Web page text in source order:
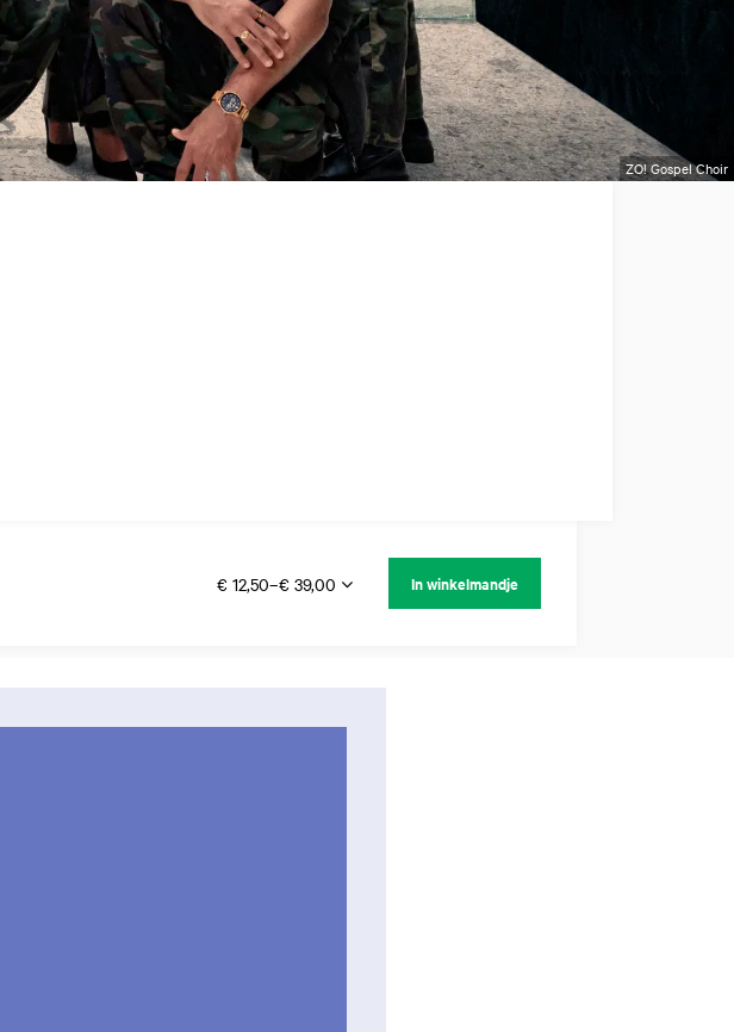
ZO! Gospel Choir
€ 12,50–€ 39,00
In winkelmandje